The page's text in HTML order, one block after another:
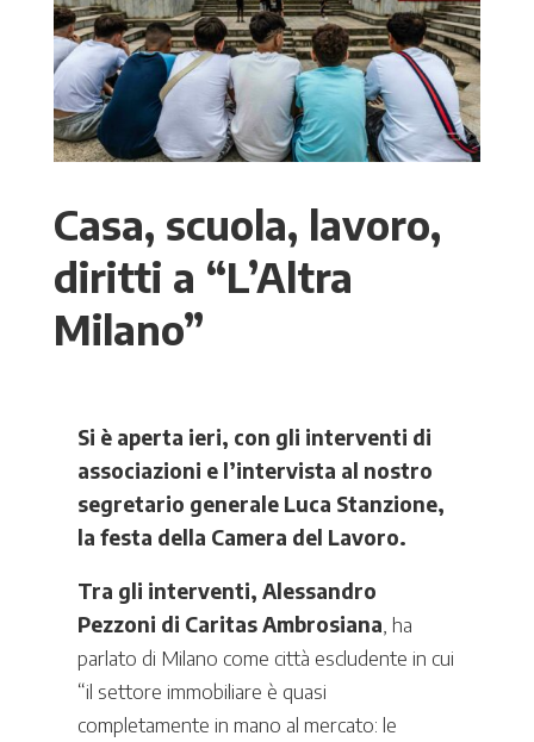
Casa, scuola, lavoro,
diritti a “L’Altra
Milano”
Si è aperta ieri, con gli interventi di
associazioni e l’intervista al nostro
segretario generale Luca Stanzione,
la festa della Camera del Lavoro.
Tra gli interventi, Alessandro
Pezzoni di Caritas Ambrosiana , ha
parlato di Milano come città escludente in cui
“il settore immobiliare è quasi
completamente in mano al mercato: le